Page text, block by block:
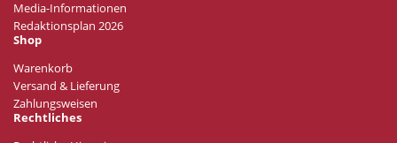
Media-Informationen
Redaktionsplan 2026
Shop
Warenkorb
Versand & Lieferung
Zahlungsweisen
Rechtliches